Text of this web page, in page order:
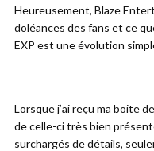
Heureusement, Blaze
doléances des fans et ce
EXP est une évolution
Lorsque j’ai reçu ma boite
de celle-ci très bien
surchargés de détails,